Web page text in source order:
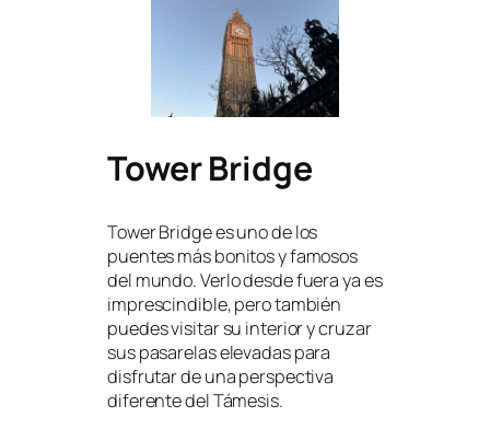
Tower Bridge
Tower Bridge es uno de los
puentes más bonitos y famosos
del mundo. Verlo desde fuera ya es
imprescindible, pero también
puedes visitar su interior y cruzar
sus pasarelas elevadas para
disfrutar de una perspectiva
diferente del Támesis.